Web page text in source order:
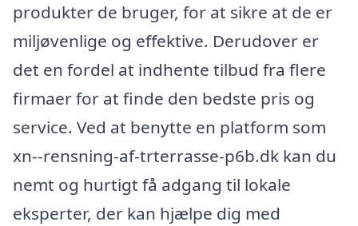
produkter de bruger, for at sikre at de er
miljøvenlige og effektive. Derudover er
det en fordel at indhente tilbud fra flere
firmaer for at finde den bedste pris og
service. Ved at benytte en platform som
xn--rensning-af-trterrasse-p6b.dk kan du
nemt og hurtigt få adgang til lokale
eksperter, der kan hjælpe dig med